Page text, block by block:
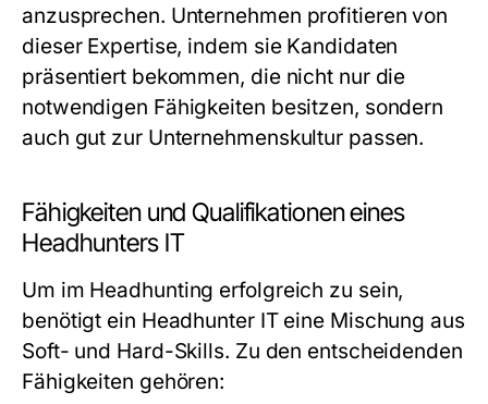
anzusprechen. Unternehmen profitieren von
dieser Expertise, indem sie Kandidaten
präsentiert bekommen, die nicht nur die
notwendigen Fähigkeiten besitzen, sondern
auch gut zur Unternehmenskultur passen.
Fähigkeiten und Qualifikationen eines
Headhunters IT
Um im Headhunting erfolgreich zu sein,
benötigt ein Headhunter IT eine Mischung aus
Soft- und Hard-Skills. Zu den entscheidenden
Fähigkeiten gehören: